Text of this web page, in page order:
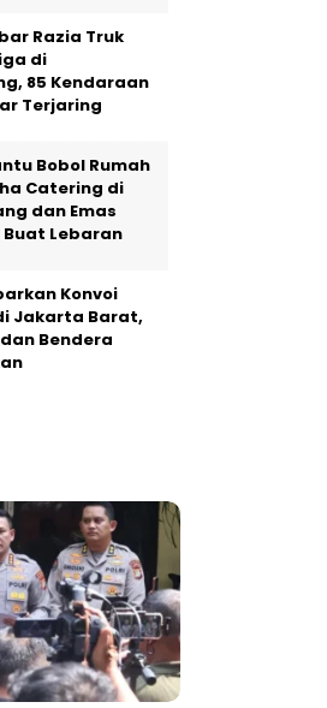
Razia Truk
di
85 Kendaraan
Terjaring
Bobol Rumah
Catering di
dan Emas
Buat Lebaran
Konvoi
Jakarta Barat,
Bendera